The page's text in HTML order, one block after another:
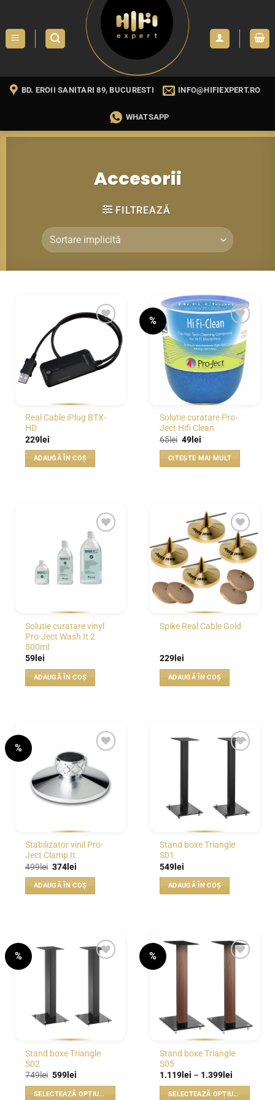
content
BD. EROII SANITARI 89, BUCURESTI INFO@HIFIEXPERT.RO
WHATSAPP
Accesorii
FILTREAZĂ
WISHLIST
Real Cable iPlug BTX-
HD
229lei
ADAUGĂ ÎN COȘ
%
WISHLIST
Solutie curatare Pro-
Ject Hifi Clean
65lei Prețul
a
fost:
65lei.
49lei
este:
49lei.
CITEȘTE MAI MULT
WISHLIST
Solutie curatare vinyl
Pro-Ject Wash It 2
500ml
59 lei
ADAUGĂ ÎN COȘ
WISHLIST
Spike Real Cable Gold
229 lei
ADAUGĂ ÎN COȘ
%
WISHLIST
Stabilizator vinil Pro-
Ject Clamp It
499lei Prețul
a
fost:
499lei.
374lei
este:
374lei.
ADAUGĂ ÎN COȘ
Stand boxe Triangle
S01
549lei
ADAUGĂ ÎN COȘ
%
Stand boxe Triangle
S02
749lei Prețul
a
599 lei
este:
SELECTEAZĂ OPȚIUNILE
%
Stand boxe Triangle
S05
1.119 lei – 1.399 lei
prețuri:
SELECTEAZĂ OPȚIUNILE